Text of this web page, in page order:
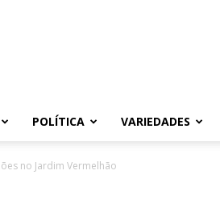
POLÍTICA VARIEDADES
no Jardim Vermelhão